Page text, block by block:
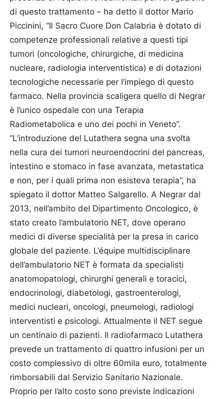
di questo trattamento – ha detto il dottor Mario
Piccinini, “Il Sacro Cuore Don Calabria è dotato di
competenze professionali relative a questi tipi
tumori (oncologiche, chirurgiche, di medicina
nucleare, radiologia interventistica) e di dotazioni
tecnologiche necessarie per l’impiego di questo
farmaco. Nella provincia scaligera quello di Negrar
è l’unico ospedale con una Terapia
Radiometabolica e uno dei pochi in Veneto”.
“L’intro­duzione del Lutathera segna una svolta
nella cura dei tumori neuroendocrini del pancreas,
intestino e stomaco in fase avanzata, metastatica
e non, per i quali prima non esisteva terapia”, ha
spiegato il dottor Matteo Salgarello. A Negrar dal
2013, nell’ambito del Dipartimento Oncologico, è
stato creato l’ambulatorio NET, dove operano
medici di diverse specialità per la presa in carico
globale del paziente. L’équipe multidisciplinare
dell’ambulatorio NET è formata da specialisti
anatomopatologi, chirurghi generali e toracici,
endocrinologi, diabetologi, gastroenterologi,
medici nu­cleari, oncologi, pneumologi, radiologi
interventisti e psicologi. Attualmente il NET segue
un centinaio di pazienti. Il radiofarmaco Lutathera
prevede un trattamento di quattro infusioni per un
costo complessivo di oltre 60mila euro, totalmente
rimborsabili dal Servizio Sanitario Nazionale.
Proprio per l’alto costo sono previste indicazioni